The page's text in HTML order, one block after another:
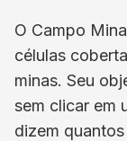
O Campo
células
minas. Seu
sem clicar em
dizem